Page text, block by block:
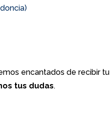
encantados de recibir tu
tus dudas.